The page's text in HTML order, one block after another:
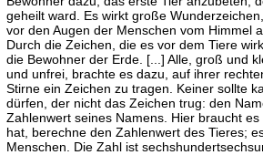
geheilt ward. Es wirkt große
vor den Augen der Menschen vom Himmel
Durch die Zeichen, die es vor dem Tiere
die Bewohner der Erde. [...] Alle, groß und
und unfrei, brachte es dazu, auf ihrer
Stirne ein Zeichen zu tragen. Keiner sollte
dürfen, der nicht das Zeichen trug: den
Zahlenwert seines Namens. Hier braucht
hat, berechne den Zahlenwert des Tieres;
Menschen. Die Zahl ist